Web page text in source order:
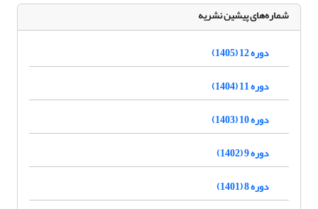
شماره‌های پیشین نشریه
دوره 12 (1405)
دوره 11 (1404)
دوره 10 (1403)
دوره 9 (1402)
دوره 8 (1401)